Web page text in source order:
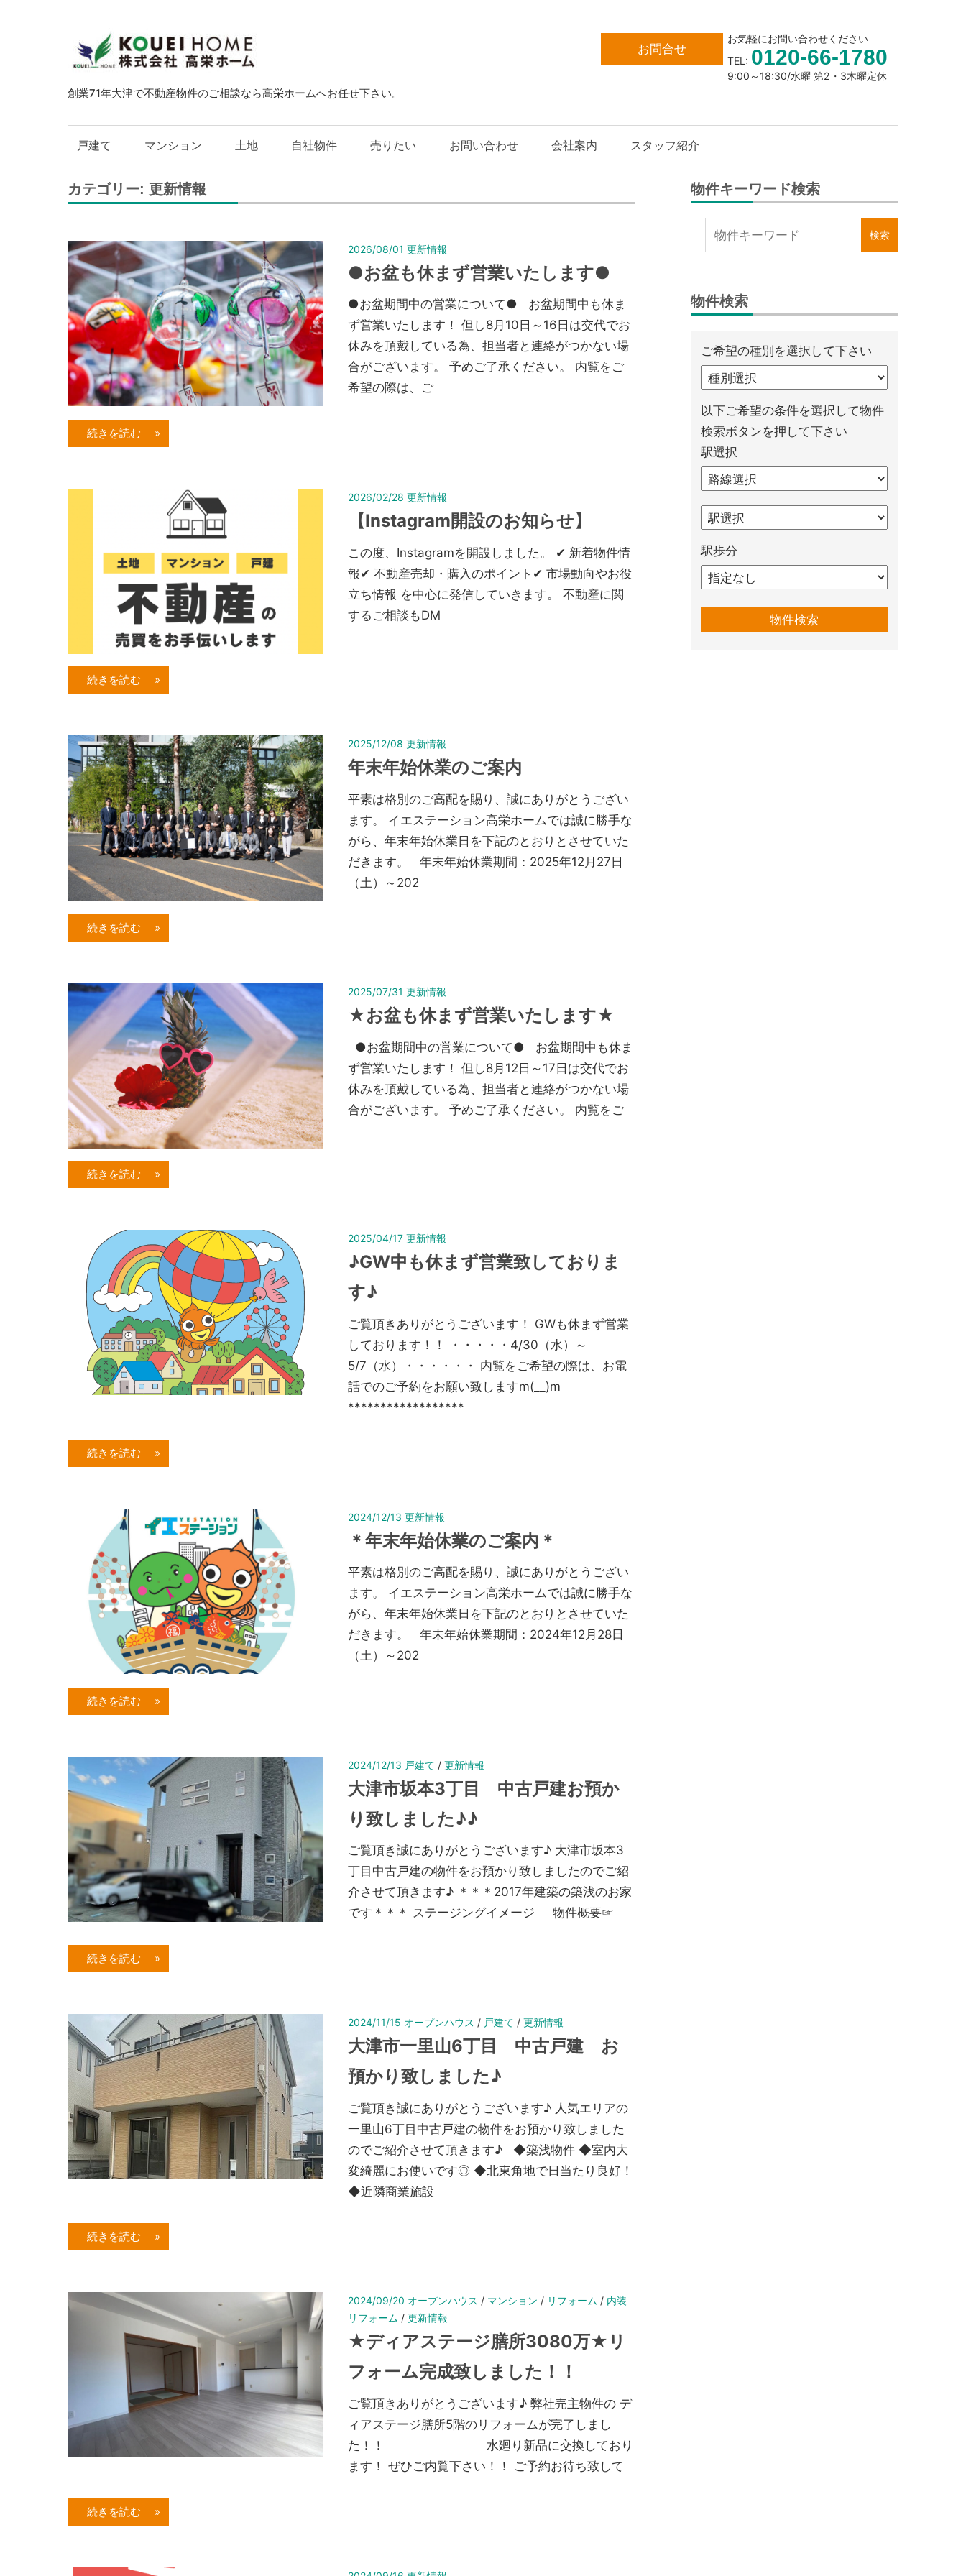
の
産・
の
こ
と
は
【イ
エ
ス
テ
ー
ム】
創業71年大津で不動産物件のご相談なら高栄ホームへお任せ下さい。
お問合せ
お気軽にお問い合わせください
TEL: 0120-66-1780
9:00～18:30/水曜 第2・3木曜定休
戸建て マンション 土地 自社物件 売りたい お問い合わせ 会社案内 スタッフ紹介
カテゴリー: 更新情報
2026/08/01 更新情報
●お盆も休まず営業いたします●
●お盆期間中の営業について● お盆期間中も休ま
ず営業いたします！ 但し8月10日～16日は交代でお
休みを頂戴している為、担当者と連絡がつかない場
合がございます。 予めご了承ください。 内覧をご
希望の際は、ご
続きを読む »
2026/02/28 更新情報
【Instagram開設のお知らせ】
この度、Instagramを開設しました。 ✔︎ 新着物件情
報✔︎ 不動産売却・購入のポイント✔︎ 市場動向やお役
立ち情報 を中心に発信していきます。 不動産に関
するご相談もDM
続きを読む »
2025/12/08 更新情報
年末年始休業のご案内
平素は格別のご高配を賜り、誠にありがとうござい
ます。 イエステーション高栄ホームでは誠に勝手な
がら、年末年始休業日を下記のとおりとさせていた
だきます。 年末年始休業期間：2025年12月27日
（土）～202
続きを読む »
2025/07/31 更新情報
★お盆も休まず営業いたします★
●お盆期間中の営業について● お盆期間中も休ま
ず営業いたします！ 但し8月12日～17日は交代でお
休みを頂戴している為、担当者と連絡がつかない場
合がございます。 予めご了承ください。 内覧をご
続きを読む »
2025/04/17 更新情報
♪GW中も休まず営業致しておりま
す♪
ご覧頂きありがとうございます！ GWも休まず営業
しております！！ ・・・・・4/30（水）～
5/7（水）・・・・・・ 内覧をご希望の際は、お電
話でのご予約をお願い致しますm(__)m
******************
続きを読む »
2024/12/13 更新情報
＊年末年始休業のご案内＊
平素は格別のご高配を賜り、誠にありがとうござい
ます。 イエステーション高栄ホームでは誠に勝手な
がら、年末年始休業日を下記のとおりとさせていた
だきます。 年末年始休業期間：2024年12月28日
（土）～202
続きを読む »
2024/12/13 戸建て / 更新情報
大津市坂本3丁目 中古戸建お預か
り致しました♪♪
ご覧頂き誠にありがとうございます♪ 大津市坂本3
丁目中古戸建の物件をお預かり致しましたのでご紹
介させて頂きます♪ ＊＊＊2017年建築の築浅のお家
です＊＊＊ ステージングイメージ 物件概要☞
続きを読む »
2024/11/15 オープンハウス / 戸建て / 更新情報
大津市一里山6丁目 中古戸建 お
預かり致しました♪
ご覧頂き誠にありがとうございます♪ 人気エリアの
一里山6丁目中古戸建の物件をお預かり致しました
のでご紹介させて頂きます♪ ◆築浅物件 ◆室内大
変綺麗にお使いです◎ ◆北東角地で日当たり良好！
◆近隣商業施設
続きを読む »
2024/09/20 オープンハウス / マンション / リフォーム / 内装
リフォーム / 更新情報
★ディアステージ膳所3080万★リ
フォーム完成致しました！！
ご覧頂きありがとうございます♪ 弊社売主物件の デ
ィアステージ膳所5階のリフォームが完了しまし
た！！ 水廻り新品に交換しており
ます！ ぜひご内覧下さい！！ ご予約お待ち致して
続きを読む »
物件キーワード検索
物件検索
ご希望の種別を選択して下さい
以下ご希望の条件を選択して物件
検索ボタンを押して下さい
駅選択
駅歩分